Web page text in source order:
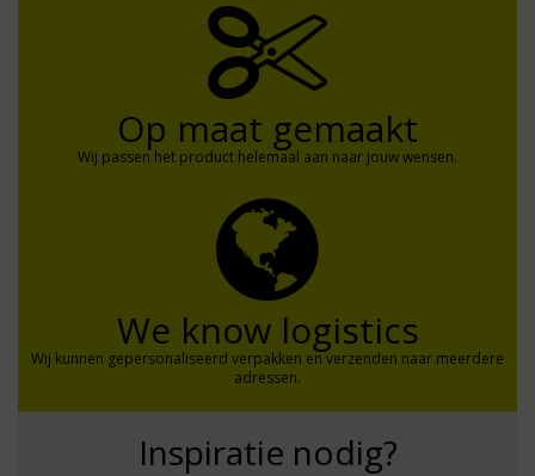
Op maat gemaakt
Wij passen het product helemaal aan naar jouw wensen.
We know logistics
Wij kunnen gepersonaliseerd verpakken en verzenden naar meerdere
adressen.
Inspiratie nodig?